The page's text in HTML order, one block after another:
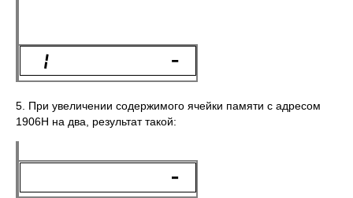
5. При увеличении содержимого ячейки памяти с адресом
1906Н на два, результат такой: